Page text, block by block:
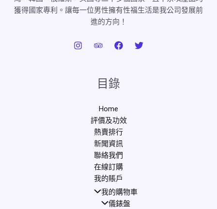
獲得國家專利。讓每一位男性擁有性福生活是我公司發展前
進的方向！
目錄
Home
評價及功效
熱賣排行
新聞資訊
聯絡我們
在線訂購
我的賬戶
我的購物車
儀錶盤